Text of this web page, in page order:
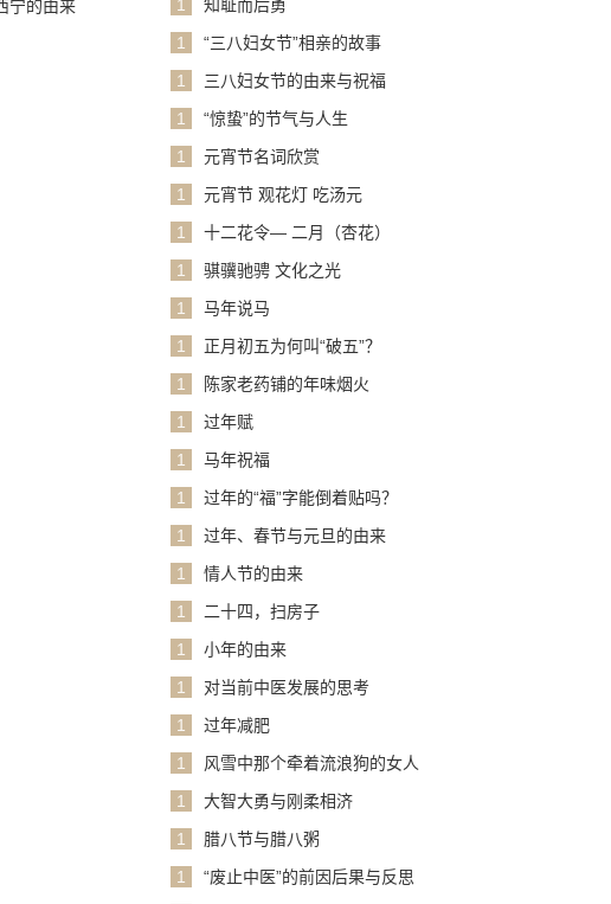
宁的由来
1
知耻而后勇
1
“三八妇女节”相亲的故事
1
三八妇女节的由来与祝福
1
“惊蛰”的节气与人生
1
元宵节名词欣赏
1
元宵节 观花灯 吃汤元
1
十二花令— 二月（杏花）
1
骐骥驰骋 文化之光
1
马年说马
1
正月初五为何叫“破五”？
1
陈家老药铺的年味烟火
1
过年赋
1
马年祝福
1
过年的“福”字能倒着贴吗？
1
过年、春节与元旦的由来
1
情人节的由来
1
二十四，扫房子
1
小年的由来
1
对当前中医发展的思考
1
过年减肥
1
风雪中那个牵着流浪狗的女人
1
大智大勇与刚柔相济
1
腊八节与腊八粥
1
“废止中医”的前因后果与反思